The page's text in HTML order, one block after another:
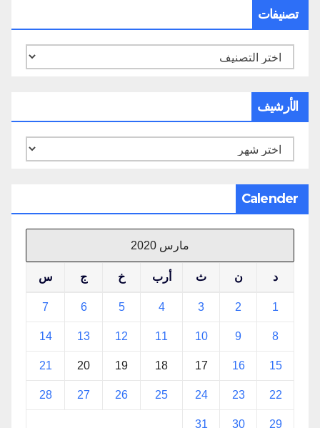
تصنيفات
تصنيفات
الأرشيف
الأرشيف
Calender
مارس 2020
د ن ث أرب خ ج س
1
2
3
4
5
6
7
8
9
10
11
12
13
14
15
16
17
18
19
20
21
22
23
24
25
26
27
28
29
30
31